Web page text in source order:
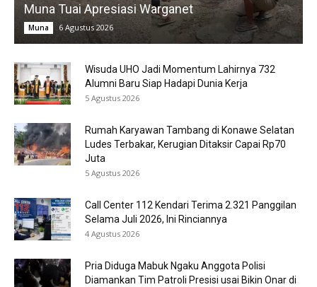
Muna Tuai Apresiasi Warganet
Muna 6 Agustus 2026
Wisuda UHO Jadi Momentum Lahirnya 732
Alumni Baru Siap Hadapi Dunia Kerja
5 Agustus 2026
Rumah Karyawan Tambang di Konawe Selatan
Ludes Terbakar, Kerugian Ditaksir Capai Rp70
Juta
5 Agustus 2026
Call Center 112 Kendari Terima 2.321 Panggilan
Selama Juli 2026, Ini Rinciannya
4 Agustus 2026
Pria Diduga Mabuk Ngaku Anggota Polisi
Diamankan Tim Patroli Presisi usai Bikin Onar di